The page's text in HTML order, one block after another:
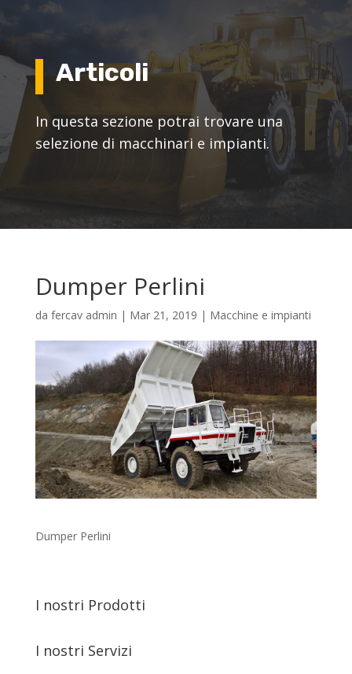
Articoli
In questa sezione potrai trovare una
selezione di macchinari e impianti.
Dumper Perlini
da fercav admin | Mar 21, 2019 | Macchine e impianti
Dumper Perlini
I nostri Prodotti
I nostri Servizi